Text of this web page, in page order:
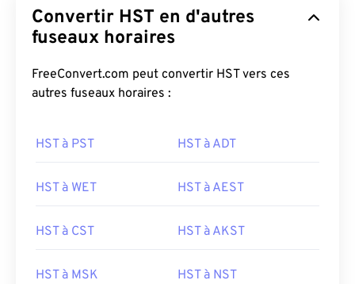
Convertir HST en d'autres
fuseaux horaires
FreeConvert.com peut convertir HST vers ces
autres fuseaux horaires :
HST à PST HST à ADT
HST à WET HST à AEST
HST à CST HST à AKST
HST à MSK HST à NST